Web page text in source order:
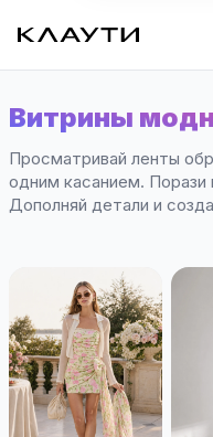
Витрины
Просматривай ленты
одним касанием. Порази
Дополняй детали и